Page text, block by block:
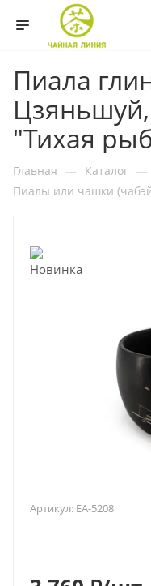
Пиала
"Тихая
Главная — Каталог —
Пиалы или чашки
Артикул: EA-5208